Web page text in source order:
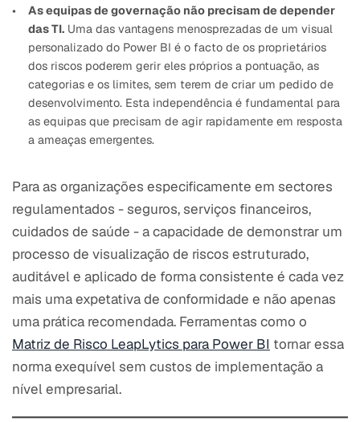
As equipas de governação não precisam de depender
das TI. Uma das vantagens menosprezadas de um visual
personalizado do Power BI é o facto de os proprietários
dos riscos poderem gerir eles próprios a pontuação, as
categorias e os limites, sem terem de criar um pedido de
desenvolvimento. Esta independência é fundamental para
as equipas que precisam de agir rapidamente em resposta
a ameaças emergentes.
Para as organizações especificamente em sectores
regulamentados - seguros, serviços financeiros,
cuidados de saúde - a capacidade de demonstrar um
processo de visualização de riscos estruturado,
auditável e aplicado de forma consistente é cada vez
mais uma expetativa de conformidade e não apenas
uma prática recomendada. Ferramentas como o
Matriz de Risco LeapLytics para Power BI tornar essa
norma exequível sem custos de implementação a
nível empresarial.